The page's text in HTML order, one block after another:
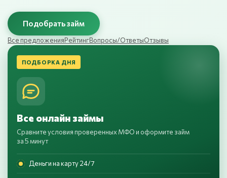
Подобрать займ
Все предложенияРейтингВопросы/ОтветыОтзывы
ПОДБОРКА ДНЯ
Все онлайн займы
Сравните условия проверенных МФО и оформите займ
за 5 минут
Деньги на карту 24/7